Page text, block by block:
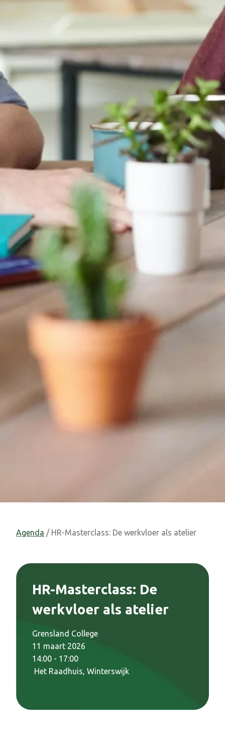
Agenda / HR-Masterclass: De werkvloer als atelier
HR-Masterclass: De
werkvloer als atelier
Grensland College
11 maart 2026
14:00 - 17:00
Het Raadhuis, Winterswijk